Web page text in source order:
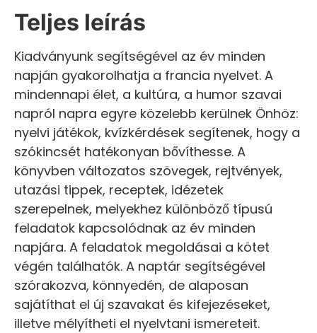
Teljes leírás
Kiadványunk segítségével az év minden
napján gyakorolhatja a francia nyelvet. A
mindennapi élet, a kultúra, a humor szavai
napról napra egyre közelebb kerülnek Önhöz:
nyelvi játékok, kvízkérdések segítenek, hogy a
szókincsét hatékonyan bővíthesse. A
könyvben változatos szövegek, rejtvények,
utazási tippek, receptek, idézetek
szerepelnek, melyekhez különböző típusú
feladatok kapcsolódnak az év minden
napjára. A feladatok megoldásai a kötet
végén találhatók. A naptár segítségével
szórakozva, könnyedén, de alaposan
sajátíthat el új szavakat és kifejezéseket,
illetve mélyítheti el nyelvtani ismereteit.